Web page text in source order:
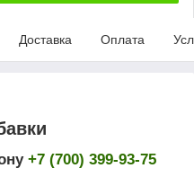
Доставка Оплата
+7 (700) 399-93-75